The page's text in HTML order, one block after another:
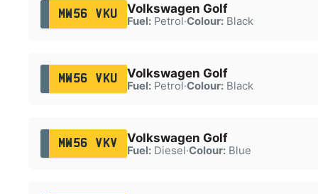
MW56 VKU Volkswagen Golf
Fuel:Petrol·Colour:Black
MW56 VKU Volkswagen Golf
Fuel:Petrol·Colour:Black
MW56 VKV Volkswagen Golf
Fuel:Diesel·Colour:Blue